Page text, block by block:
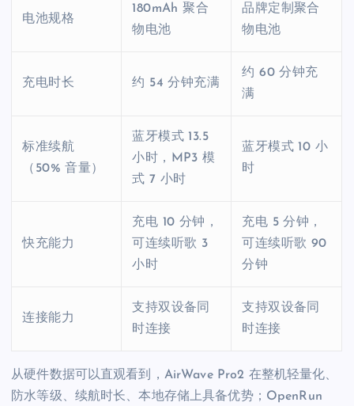
电池规格
180mAh 聚合
物电池
品牌定制聚合
物电池
充电时长 约 54 分钟充满
约 60 分钟充
满
标准续航
（50% 音量）
蓝牙模式 13.5
小时，MP3 模
式 7 小时
蓝牙模式 10 小
时
快充能力
充电 10 分钟，
可连续听歌 3
小时
充电 5 分钟，
可连续听歌 90
分钟
连接能力
支持双设备同
时连接
支持双设备同
时连接
从硬件数据可以直观看到，AirWave Pro2 在整机轻量化、
防水等级、续航时长、本地存储上具备优势；OpenRun